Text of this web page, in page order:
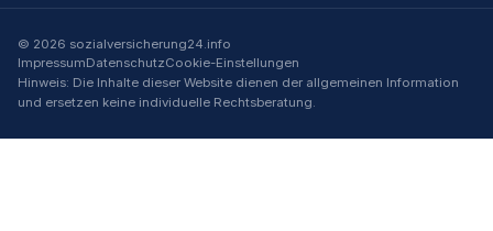
© 2026 sozialversicherung24.info
ImpressumDatenschutzCookie-Einstellungen
Hinweis: Die Inhalte dieser Website dienen der allgemeinen Information
und ersetzen keine individuelle Rechtsberatung.